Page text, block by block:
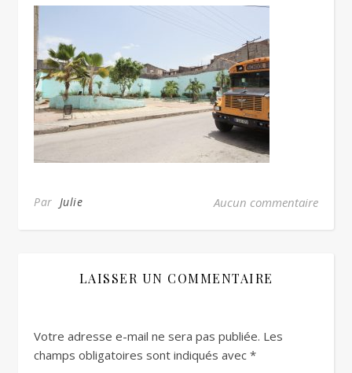
Par Julie Aucun commentaire
LAISSER UN COMMENTAIRE
Votre adresse e-mail ne sera pas publiée. Les
champs obligatoires sont indiqués avec *